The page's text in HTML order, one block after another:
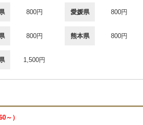
800円 愛媛県 800円
800円 熊本県 800円
1,500円
～）